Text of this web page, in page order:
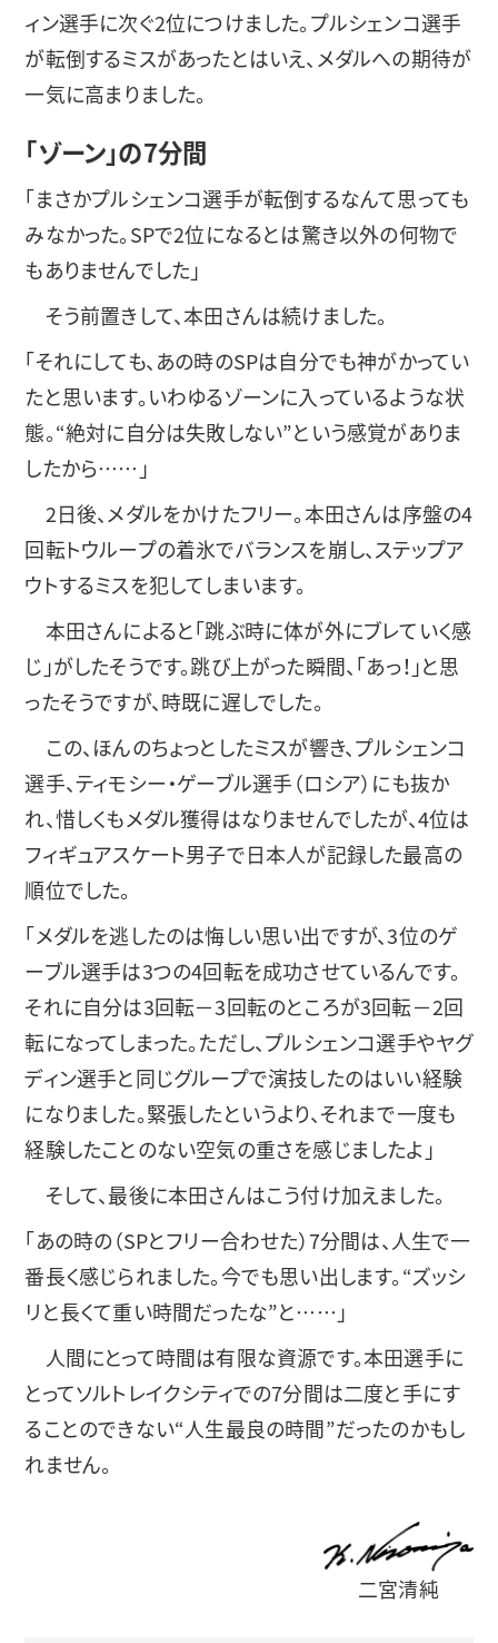
ィン選手に次ぐ2位につけました。プルシェンコ選手
が転倒するミスがあったとはいえ、メダルへの期待が
一気に高まりました。
「ゾーン」の7分間
「まさかプルシェンコ選手が転倒するなんて思っても
みなかった。SPで2位になるとは驚き以外の何物で
もありませんでした」
そう前置きして、本田さんは続けました。
「それにしても、あの時のSPは自分でも神がかってい
たと思います。いわゆるゾーンに入っているような状
態。“絶対に自分は失敗しない”という感覚がありま
したから……」
2日後、メダルをかけたフリー。本田さんは序盤の4
回転トウループの着氷でバランスを崩し、ステップア
ウトするミスを犯してしまいます。
本田さんによると「跳ぶ時に体が外にブレていく感
じ」がしたそうです。跳び上がった瞬間、「あっ！」と思
ったそうですが、時既に遅しでした。
この、ほんのちょっとしたミスが響き、プルシェンコ
選手、ティモシー・ゲーブル選手（ロシア）にも抜か
れ、惜しくもメダル獲得はなりませんでしたが、4位は
フィギュアスケート男子で日本人が記録した最高の
順位でした。
「メダルを逃したのは悔しい思い出ですが、3位のゲ
ーブル選手は3つの4回転を成功させているんです。
それに自分は3回転－3回転のところが3回転－2回
転になってしまった。ただし、プルシェンコ選手やヤグ
ディン選手と同じグループで演技したのはいい経験
になりました。緊張したというより、それまで一度も
経験したことのない空気の重さを感じましたよ」
そして、最後に本田さんはこう付け加えました。
「あの時の（SPとフリー合わせた）7分間は、人生で一
番長く感じられました。今でも思い出します。“ズッシ
リと長くて重い時間だったな”と……」
人間にとって時間は有限な資源です。本田選手に
とってソルトレイクシティでの7分間は二度と手にす
ることのできない“人生最良の時間”だったのかもし
れません。
二宮清純